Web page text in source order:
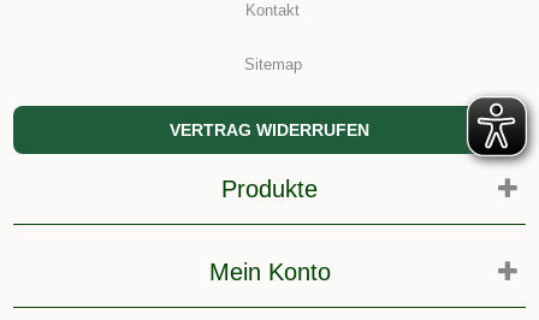
Kontakt
Sitemap
VERTRAG WIDERRUFEN
Produkte
Mein Konto